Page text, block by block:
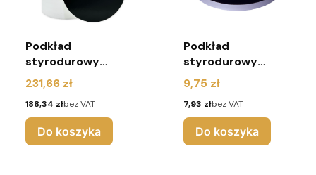
Podkład
styrodurowy
22cm czarny
Cena
231,66 zł
Cena
188,34 złbez VAT
Do koszyka
Podkład
styrodurowy
22cm czarny
okrągły - Urodziny
Cena
9,75 zł
Cena
7,93 złbez VAT
Do koszyka